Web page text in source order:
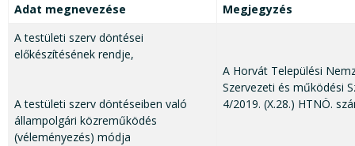
Adat megnevezése
Megjegyzés
A testületi szerv döntései
előkészítésének rendje,
A testületi szerv döntéseiben való
állampolgári közreműködés
(véleményezés) módja
A Horvát Települési
Szervezeti és működési
4/2019. (X.28.) HTNÖ.